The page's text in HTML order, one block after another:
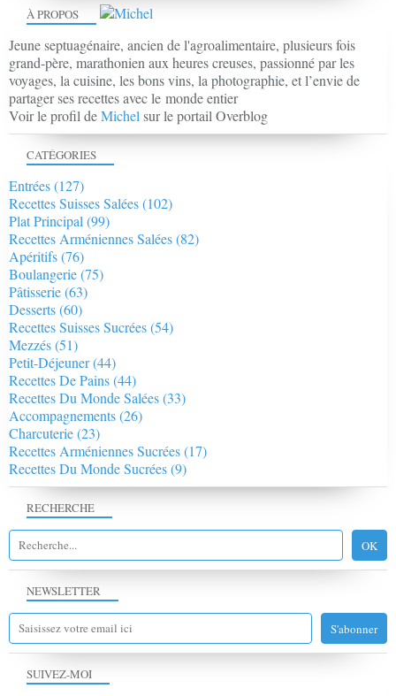
NEWSLETTER
SUIVEZ-MOI
RECHERCHE
À PROPOS
Jeune septuagénaire, ancien de l'agroalimentaire, plusieurs fois
grand-père, marathonien aux heures creuses, passionné par les
voyages, la cuisine, les bons vins, la photographie, et l’envie de
partager ses recettes avec le monde entier
Voir le profil deMichel sur le portail Overblog
CATÉGORIES
Entrées(127)
Recettes Suisses Salées(102)
Plat Principal (99)
Recettes Arméniennes Salées(82)
Apéritifs(76)
Boulangerie(75)
Pâtisserie(63)
Desserts(60)
Recettes Suisses Sucrées(54)
Mezzés(51)
Petit-Déjeuner(44)
Recettes De Pains(44)
Recettes Du Monde Salées(33)
Accompagnements(26)
Charcuterie(23)
Recettes Arméniennes Sucrées(17)
Recettes Du Monde Sucrées(9)